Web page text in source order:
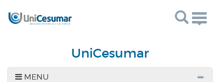
UniCesumar
MENU